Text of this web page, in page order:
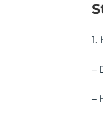
1.
–
–